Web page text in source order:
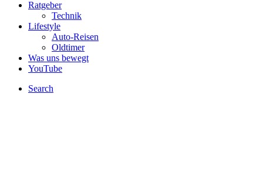
Ratgeber
Technik
Lifestyle
Auto-Reisen
Oldtimer
Was uns bewegt
YouTube
Search